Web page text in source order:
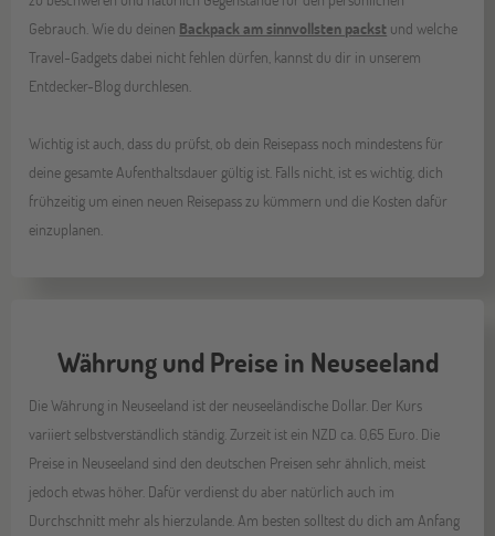
Gebrauch. Wie du deinen Backpack am sinnvollsten packst und welche
Travel-Gadgets dabei nicht fehlen dürfen, kannst du dir in unserem
Entdecker-Blog durchlesen.
Wichtig ist auch, dass du prüfst, ob dein Reisepass noch mindestens für
deine gesamte Aufenthaltsdauer gültig ist. Falls nicht, ist es wichtig, dich
frühzeitig um einen neuen Reisepass zu kümmern und die Kosten dafür
einzuplanen.
Währung und Preise in Neuseeland
Die Währung in Neuseeland ist der neuseeländische Dollar. Der Kurs
variiert selbstverständlich ständig. Zurzeit ist ein NZD ca. 0,65 Euro. Die
Preise in Neuseeland sind den deutschen Preisen sehr ähnlich, meist
jedoch etwas höher. Dafür verdienst du aber natürlich auch im
Durchschnitt mehr als hierzulande. Am besten solltest du dich am Anfang